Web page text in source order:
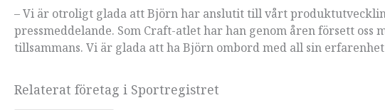
– Vi är otroligt glada att Björn har anslutit till vårt
pressmeddelande. Som Craft-atlet har han genom åren försett
tillsammans. Vi är glada att ha Björn ombord med all sin
Relaterat företag i Sportregistret